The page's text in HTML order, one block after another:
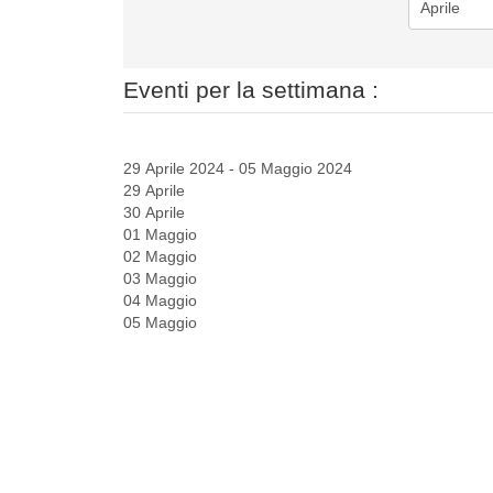
Eventi per la settimana :
29 Aprile 2024 - 05 Maggio 2024
29 Aprile
30 Aprile
01 Maggio
02 Maggio
03 Maggio
04 Maggio
05 Maggio